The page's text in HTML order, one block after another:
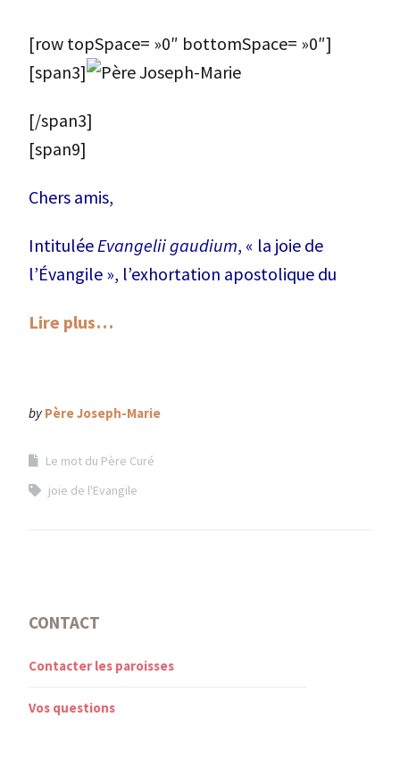
[row topSpace= »0″ bottomSpace= »0″]
[span3]
[/span3]
[span9]
Chers amis,
Intitulée Evangelii gaudium, « la joie de
l’Évangile », l’exhortation apostolique du
Lire plus…
by Père Joseph-Marie
Le mot du Père Curé
joie de l'Evangile
CONTACT
Contacter les paroisses
Vos questions